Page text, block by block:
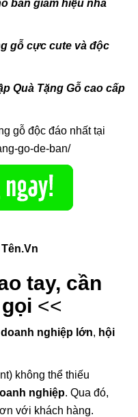
ban giám hiệu nhà
gỗ cực cute và độc
Quà Tặng Gỗ cao cấp
gỗ độc đáo nhất tại
go-de-ban/
tay, cần
<<
nghiệp lớn, hội
không thể thiếu
nghiệp. Qua đó,
với khách hàng.